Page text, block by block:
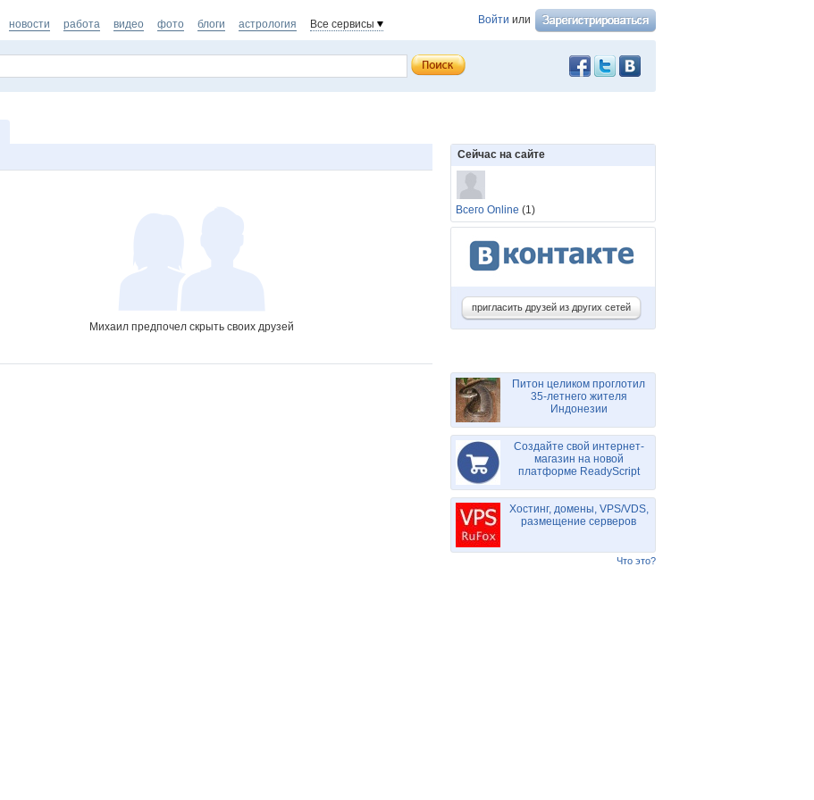
Войти или
новости работа видео фото блоги астрология Все сервисы
Михаил предпочел скрыть своих друзей
Сейчас на сайте
Всего Online (1)
пригласить друзей из других сетей
Питон целиком проглотил
35-летнего жителя
Индонезии
Создайте свой интернет-
магазин на новой
платформе ReadyScript
Хостинг, домены, VPS/VDS,
размещение серверов
Что это?